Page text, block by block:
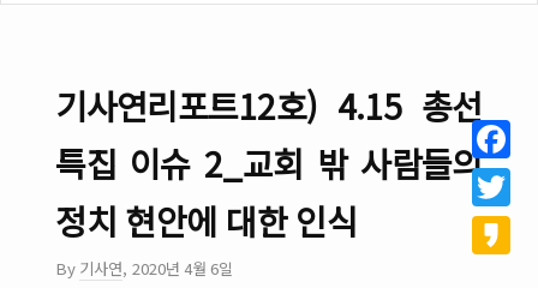
기사연리포트12호) 4.15 총선
특집 이슈 2_교회 밖 사람들의
정치 현안에 대한 인식
By 기사연, 2020년 4월 6일
Twitter